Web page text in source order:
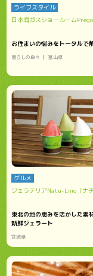
ライフスタイル
日本海ガスショールームPrego
お住まいの悩みをトータルで
暮らしの色々 富山県
グルメ
ジェラテリアNatu-Lino（ナチ
東北の地の恵みを活かした素
新鮮ジェラート
宮城県